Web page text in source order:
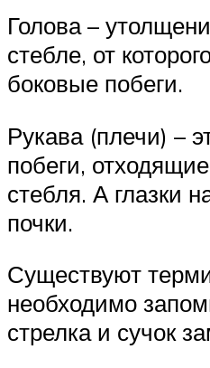
Голова –
стебле, от
боковые побеги.
Рукава (плечи) –
побеги,
стебля. А глазки
почки.
Существуют
необходимо
стрелка и сучок